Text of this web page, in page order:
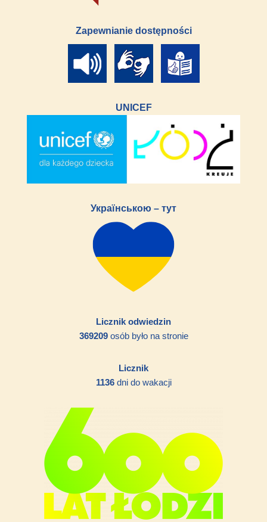
Zapewnianie dostępności
UNICEF
Українською – тут
Licznik odwiedzin
369209osób było na stronie
Licznik
1136dni do wakacji